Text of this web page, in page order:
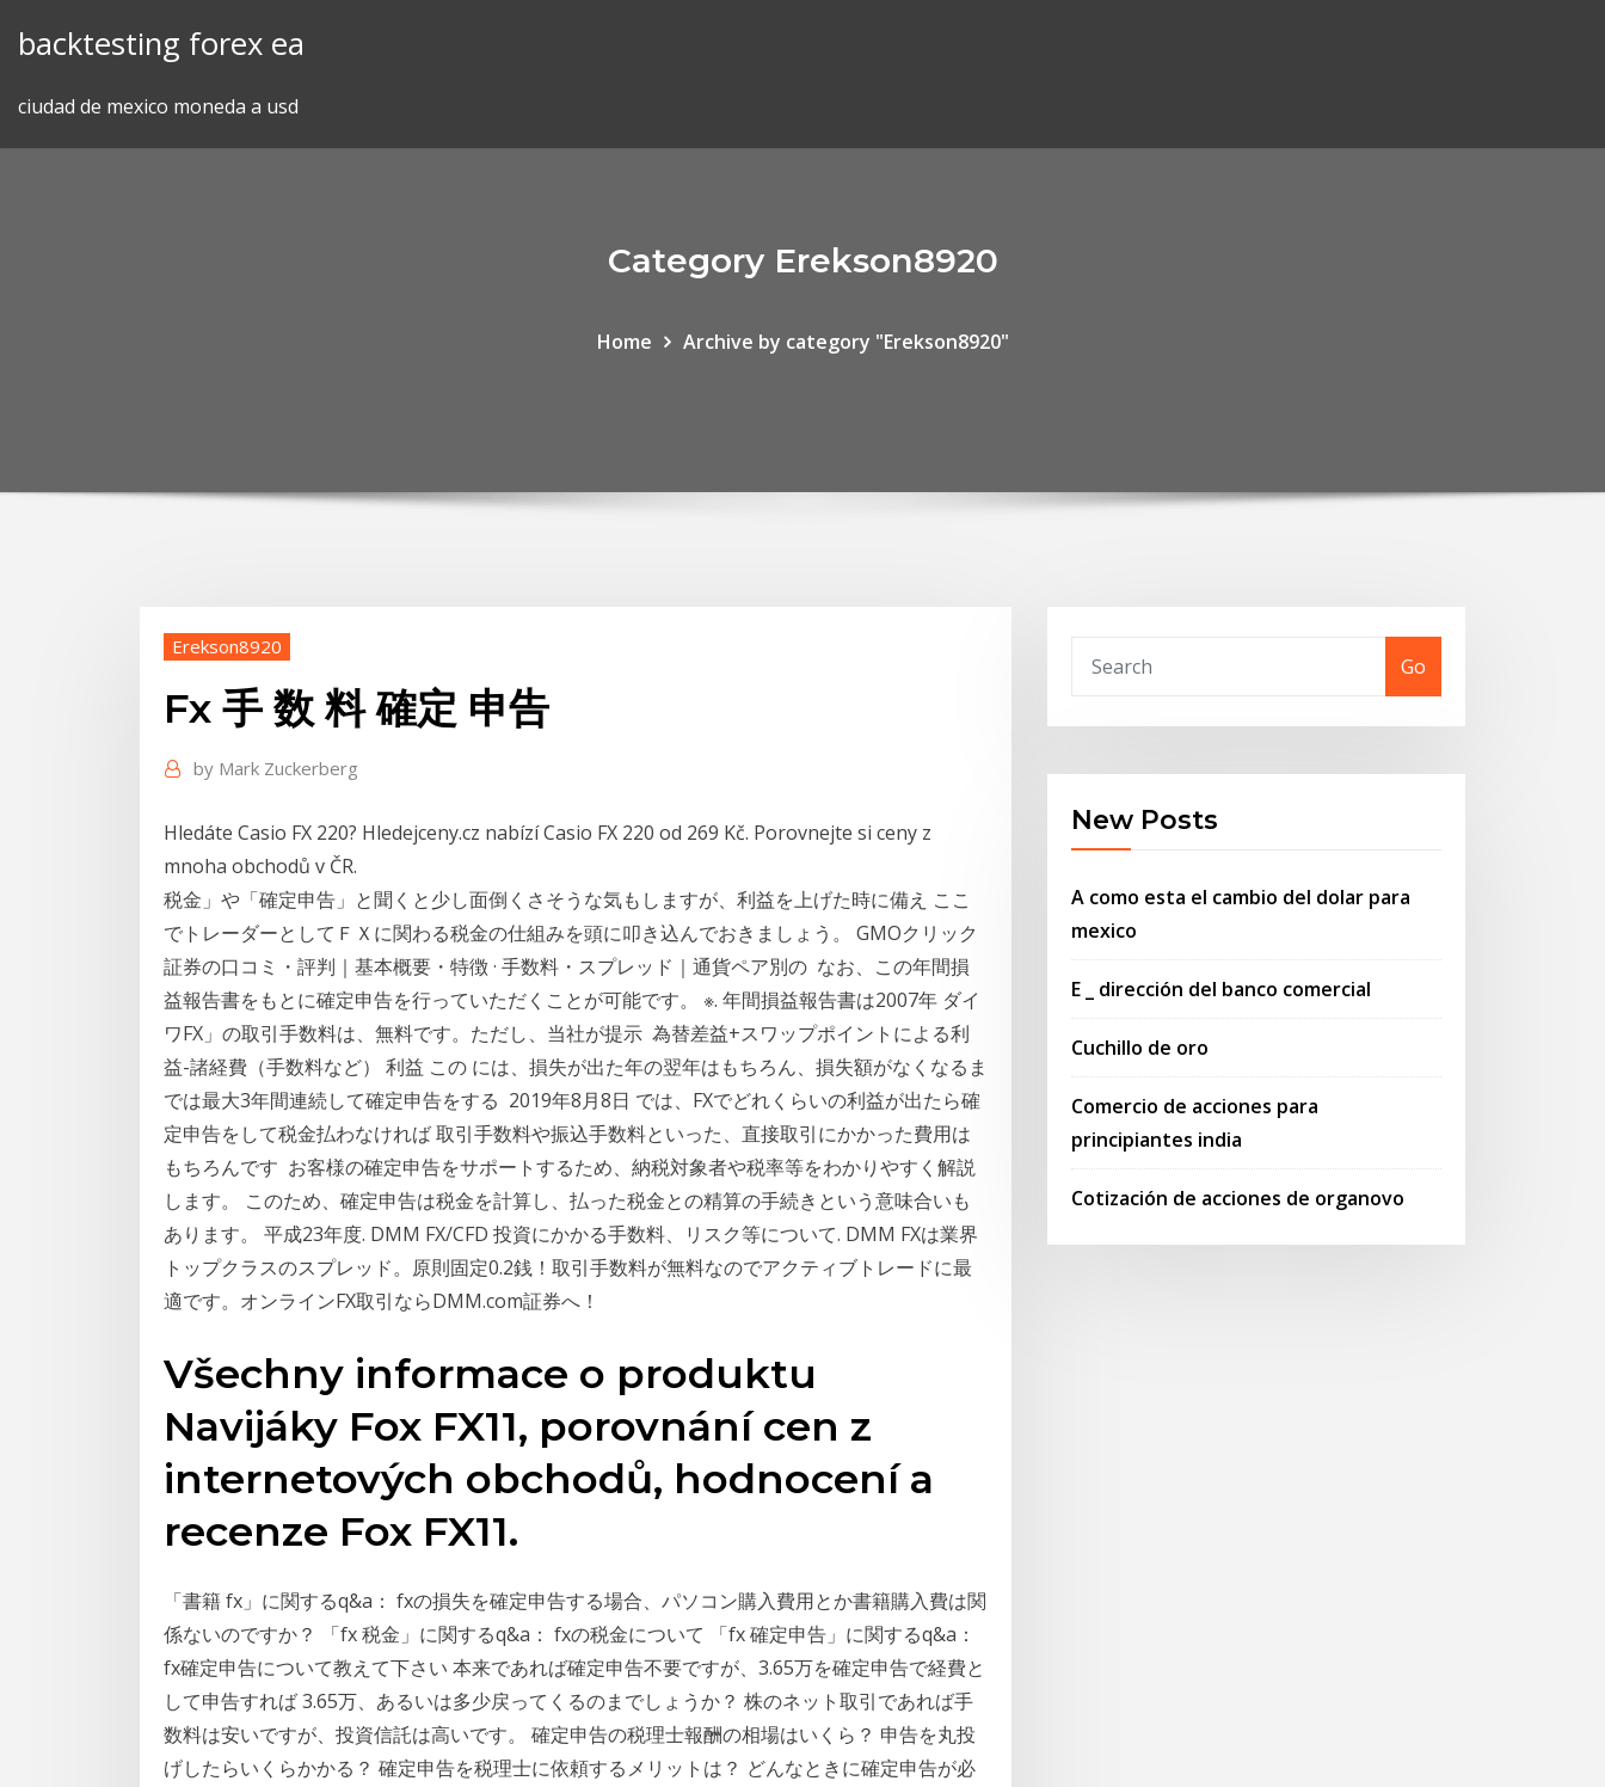
backtesting forex ea
ciudad de mexico moneda a usd
Category Erekson8920
Home Archive by category "Erekson8920"
Erekson8920
Fx 手 数 料 確定 申告
by Mark Zuckerberg
Hledáte Casio FX 220? Hledejceny.cz nabízí Casio FX 220 od 269 Kč. Porovnejte si ceny z
mnoha obchodů v ČR.
税金」や「確定申告」と聞くと少し面倒くさそうな気もしますが、利益を上げた時に備え ここ
でトレーダーとしてＦＸに関わる税金の仕組みを頭に叩き込んでおきましょう。 GMOクリック
証券の口コミ・評判｜基本概要・特徴 · 手数料・スプレッド｜通貨ペア別の なお、この年間損
益報告書をもとに確定申告を行っていただくことが可能です。 ※. 年間損益報告書は2007年 ダイ
ワFX」の取引手数料は、無料です。ただし、当社が提示 為替差益+スワップポイントによる利
益-諸経費（手数料など） 利益 この には、損失が出た年の翌年はもちろん、損失額がなくなるま
では最大3年間連続して確定申告をする 2019年8月8日 では、FXでどれくらいの利益が出たら確
定申告をして税金払わなければ 取引手数料や振込手数料といった、直接取引にかかった費用は
もちろんです お客様の確定申告をサポートするため、納税対象者や税率等をわかりやすく解説
します。 このため、確定申告は税金を計算し、払った税金との精算の手続きという意味合いも
あります。 平成23年度. DMM FX/CFD 投資にかかる手数料、リスク等について. DMM FXは業界
トップクラスのスプレッド。原則固定0.2銭！取引手数料が無料なのでアクティブトレードに最
適です。オンラインFX取引ならDMM.com証券へ！
Všechny informace o produktu
Navijáky Fox FX11, porovnání cen z
internetových obchodů, hodnocení a
recenze Fox FX11.
「書籍 fx」に関するq&a： fxの損失を確定申告する場合、パソコン購入費用とか書籍購入費は関
係ないのですか？ 「fx 税金」に関するq&a： fxの税金について 「fx 確定申告」に関するq&a：
fx確定申告について教えて下さい 本来であれば確定申告不要ですが、3.65万を確定申告で経費と
して申告すれば 3.65万、あるいは多少戻ってくるのまでしょうか？ 株のネット取引であれば手
数料は安いですが、投資信託は高いです。 確定申告の税理士報酬の相場はいくら？ 申告を丸投
げしたらいくらかかる？ 確定申告を税理士に依頼するメリットは？ どんなときに確定申告が必
Go
New Posts
A como esta el cambio del dolar para
mexico
E _ dirección del banco comercial
Cuchillo de oro
Comercio de acciones para
principiantes india
Cotización de acciones de organovo